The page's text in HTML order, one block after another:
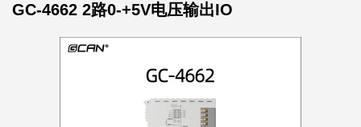
GC-4662 2路0-+5V电压输出IO